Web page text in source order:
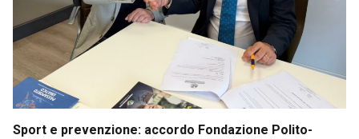
Sport e prevenzione: accordo Fondazione Polito-